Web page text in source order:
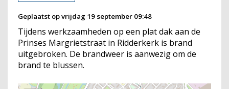
Geplaatst opvrijdag 19 september 09:48
Tijdens werkzaamheden op een plat dak aan de
Prinses Margrietstraat in Ridderkerk is brand
uitgebroken. De brandweer is aanwezig om de
brand te blussen.